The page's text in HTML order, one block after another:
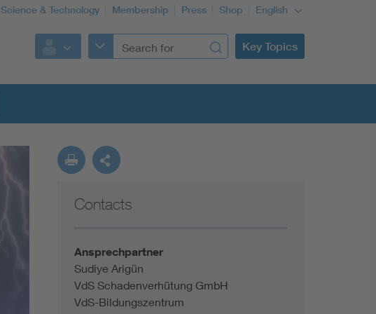
Science & Technology Membership Press Shop English
Key Topics
Contacts
Ansprechpartner
Sudiye Arigün
VdS Schadenverhütung GmbH
VdS-Bildungszentrum